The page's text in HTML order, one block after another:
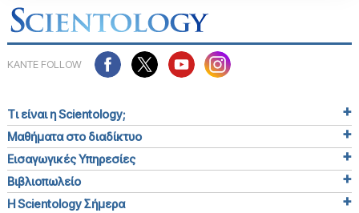
ΚΑΝΤΕ FOLLOW
Τι είναι η Scientology;
Μαθήματα στο διαδίκτυο
Εισαγωγικές Υπηρεσίες
Βιβλιοπωλείο
Η Scientology Σήμερα